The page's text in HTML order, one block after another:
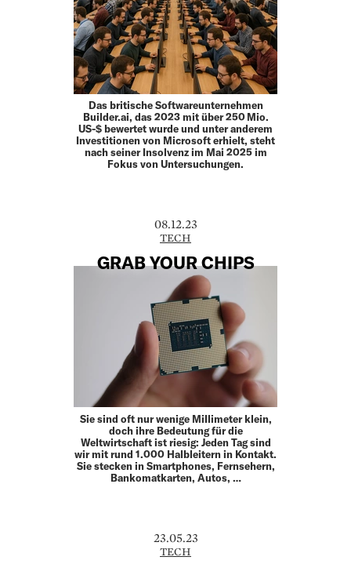
Das britische Softwareunternehmen
Builder.ai, das 2023 mit über 250 Mio.
US-$ bewertet wurde und unter anderem
Investitionen von Microsoft erhielt, steht
nach seiner Insolvenz im Mai 2025 im
Fokus von Untersuchungen.
08.12.23
TECH
GRAB YOUR CHIPS
Sie sind oft nur wenige Millimeter klein,
doch ihre Bedeutung für die
Weltwirtschaft ist riesig: Jeden Tag sind
wir mit rund 1.000 Halbleitern in Kontakt.
Sie stecken in Smartphones, Fernsehern,
Bankomatkarten, Autos, …
23.05.23
TECH